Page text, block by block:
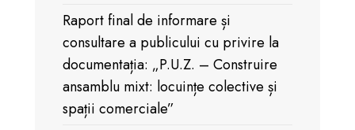
Raport final de informare și
consultare a publicului cu privire la
documentația: „P.U.Z. – Construire
ansamblu mixt: locuințe colective și
spații comerciale”